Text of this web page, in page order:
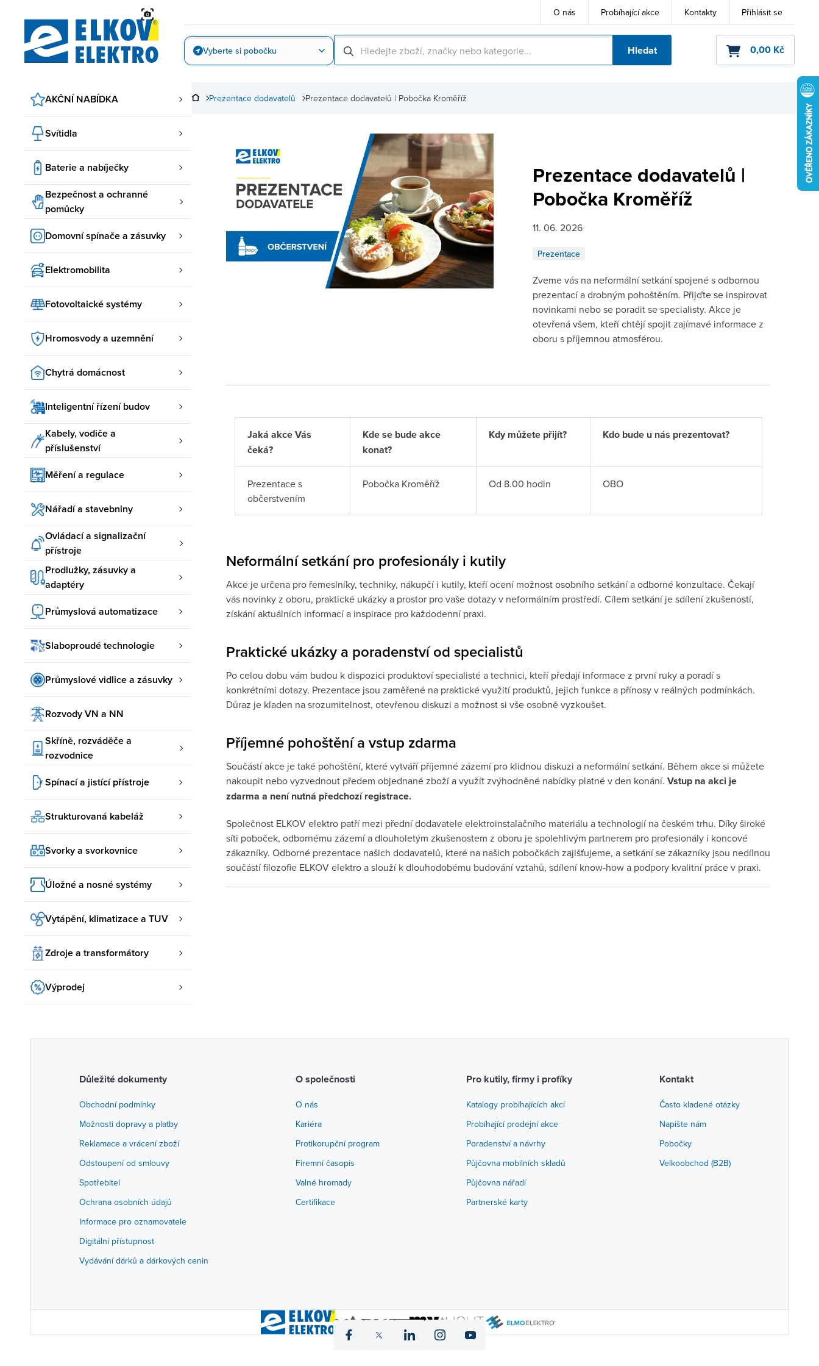
O nás Probíhající akce Kontakty Přihlásit se
Vyberte si pobočku Hledat 0,00 Kč
AKČNÍ NABÍDKA
Svítidla
Baterie a nabíječky
Bezpečnost a ochranné
pomůcky
Domovní spínače a zásuvky
Elektromobilita
Fotovoltaické systémy
Hromosvody a uzemnění
Chytrá domácnost
Inteligentní řízení budov
Kabely, vodiče a
příslušenství
Měření a regulace
Nářadí a stavebniny
Ovládací a signalizační
přístroje
Prodlužky, zásuvky a
adaptéry
Průmyslová automatizace
Slaboproudé technologie
Průmyslové vidlice a zásuvky
Rozvody VN a NN
Skříně, rozváděče a
rozvodnice
Spínací a jistící přístroje
Strukturovaná kabeláž
Svorky a svorkovnice
Úložné a nosné systémy
Vytápění, klimatizace a TUV
Zdroje a transformátory
Výprodej
Prezentace dodavatelů | Pobočka Kroměříž
Prezentace dodavatelů
Prezentace dodavatelů |
Pobočka Kroměříž
11. 06. 2026
Prezentace
Zveme vás na neformální setkání spojené s odbornou
prezentací a drobným pohoštěním. Přijďte se inspirovat
novinkami nebo se poradit se specialisty. Akce je
otevřená všem, kteří chtějí spojit zajímavé informace z
oboru s příjemnou atmosférou.
Jaká akce Vás
čeká?
Kde se bude akce
konat?
Kdy můžete přijít? Kdo bude u nás prezentovat?
Prezentace s
občerstvením
Pobočka Kroměříž Od 8.00 hodin OBO
Neformální setkání pro profesionály i kutily
Akce je určena pro řemeslníky, techniky, nákupčí i kutily, kteří ocení možnost osobního setkání a odborné konzultace. Čekají
vás novinky z oboru, praktické ukázky a prostor pro vaše dotazy v neformálním prostředí. Cílem setkání je sdílení zkušeností,
získání aktuálních informací a inspirace pro každodenní praxi.
Praktické ukázky a poradenství od specialistů
Po celou dobu vám budou k dispozici produktoví specialisté a technici, kteří předají informace z první ruky a poradí s
konkrétními dotazy. Prezentace jsou zaměřené na praktické využití produktů, jejich funkce a přínosy v reálných podmínkách.
Důraz je kladen na srozumitelnost, otevřenou diskuzi a možnost si vše osobně vyzkoušet.
Příjemné pohoštění a vstup zdarma
Součástí akce je také pohoštění, které vytváří příjemné zázemí pro klidnou diskuzi a neformální setkání. Během akce si můžete
nakoupit nebo vyzvednout předem objednané zboží a využít zvýhodněné nabídky platné v den konání. Vstup na akci je
zdarma a není nutná předchozí registrace.
Společnost ELKOV elektro patří mezi přední dodavatele elektroinstalačního materiálu a technologií na českém trhu. Díky široké
síti poboček, odbornému zázemí a dlouholetým zkušenostem z oboru je spolehlivým partnerem pro profesionály i koncové
zákazníky. Odborné prezentace našich dodavatelů, které na našich pobočkách zajišťujeme, a setkání se zákazníky jsou nedílnou
součástí filozofie ELKOV elektro a slouží k dlouhodobému budování vztahů, sdílení know-how a podpory kvalitní práce v praxi.
Důležité dokumenty
Obchodní podmínky
Možnosti dopravy a platby
Reklamace a vrácení zboží
Odstoupení od smlouvy
Spotřebitel
Ochrana osobních údajů
Informace pro oznamovatele
Digitální přístupnost
Vydávání dárků a dárkových cenin
O společnosti
O nás
Kariéra
Protikorupční program
Firemní časopis
Valné hromady
Certifikace
Pro kutily, firmy i profíky
Katalogy probíhajících akcí
Probíhající prodejní akce
Poradenství a návrhy
Půjčovna mobilních skladů
Půjčovna nářadí
Partnerské karty
Kontakt
Často kladené otázky
Napište nám
Pobočky
Velkoobchod (B2B)
icon
icon
icon
icon
icon